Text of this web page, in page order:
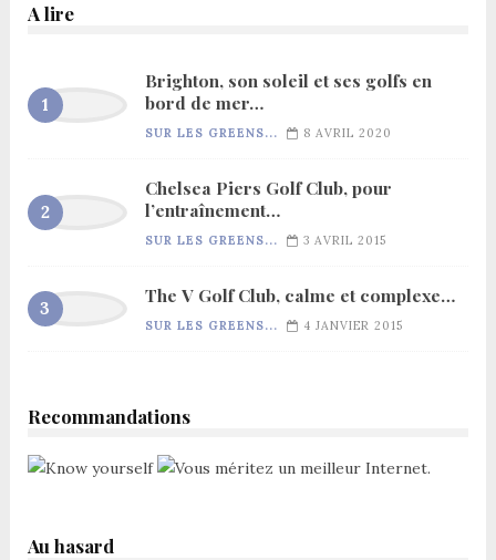
A lire
Brighton, son soleil et ses golfs en
bord de mer…
SUR LES GREENS... 8 AVRIL 2020
Chelsea Piers Golf Club, pour
l’entraînement…
SUR LES GREENS... 3 AVRIL 2015
The V Golf Club, calme et complexe…
SUR LES GREENS... 4 JANVIER 2015
Recommandations
Au hasard